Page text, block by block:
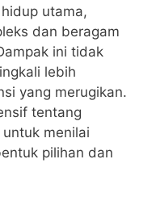
utama,
dan beragam
ini tidak
lebih
yang merugikan.
tentang
menilai
pilihan dan